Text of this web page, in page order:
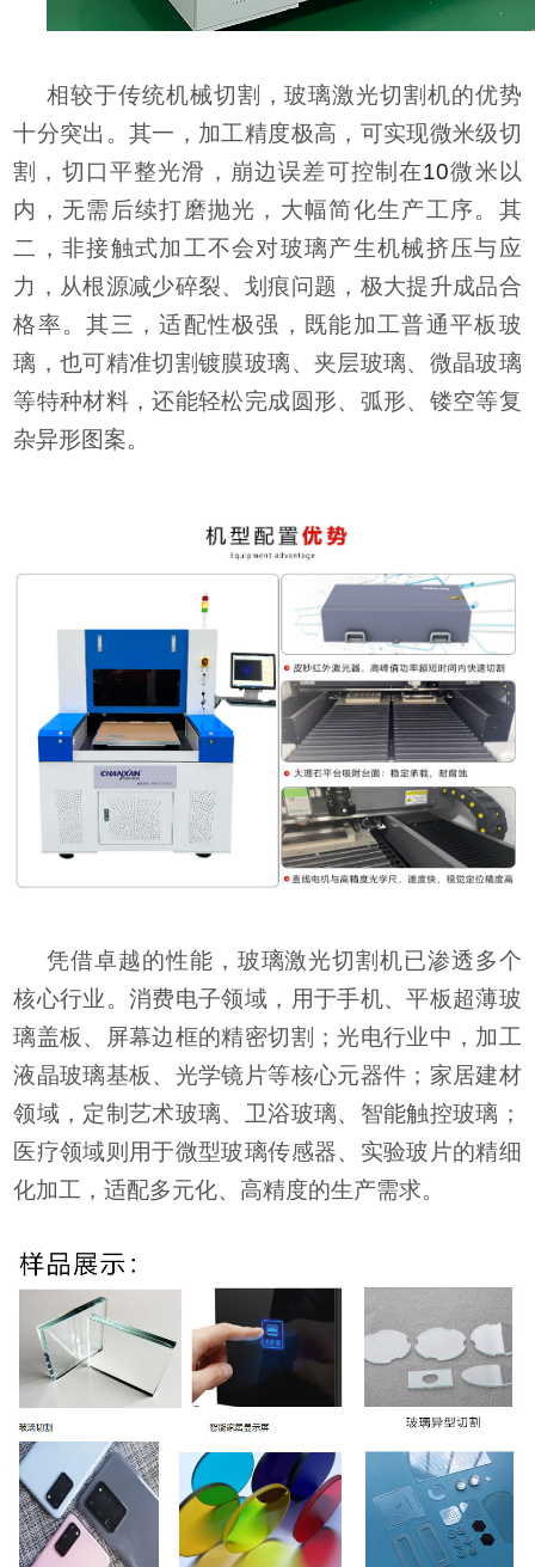
相较于传统机械切割，玻璃激光切割机的优势
十分突出。其一，加工精度极高，可实现微米级切
割，切口平整光滑，崩边误差可控制在10微米以
内，无需后续打磨抛光，大幅简化生产工序。其
二，非接触式加工不会对玻璃产生机械挤压与应
力，从根源减少碎裂、划痕问题，极大提升成品合
格率。其三，适配性极强，既能加工普通平板玻
璃，也可精准切割镀膜玻璃、夹层玻璃、微晶玻璃
等特种材料，还能轻松完成圆形、弧形、镂空等复
杂异形图案。
凭借卓越的性能， 玻璃激光切割机已渗透多个
核心行业。消费电子领域，用于手机、平板超薄玻
璃盖板、屏幕边框的精密切割；光电行业中，加工
液晶玻璃基板、光学镜片等核心元器件；家居建材
领域，定制艺术玻璃、卫浴玻璃、智能触控玻璃；
医疗领域则用于微型玻璃传感器、实验玻片的精细
化加工，适配多元化、高精度的生产需求。